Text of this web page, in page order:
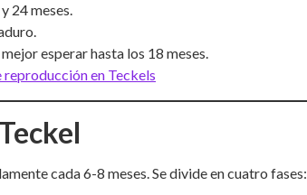
24 meses.
esperar hasta los 18 meses.
reproducción en Teckels
cada 6-8 meses. Se divide en cuatro fases: